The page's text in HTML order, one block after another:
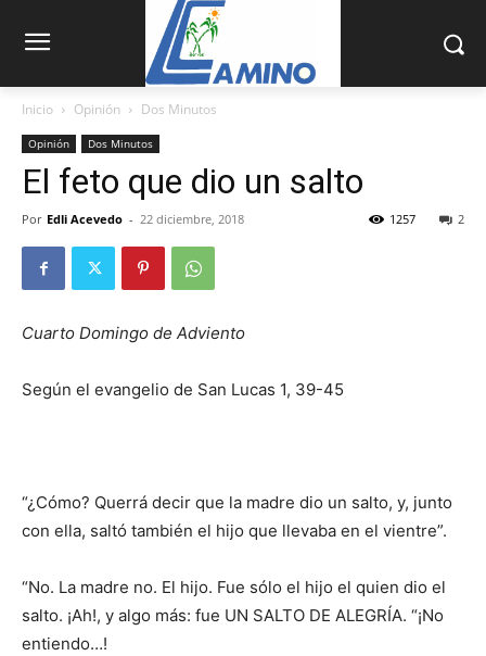
Inicio Opinión Dos Minutos
Opinión Dos Minutos
El feto que dio un salto
Por Edli Acevedo - 22 diciembre, 2018 2
1257
Cuarto Domingo de Adviento
Según el evangelio de San Lucas 1, 39-45
“¿Cómo? Querrá decir que la madre dio un salto, y, junto
con ella, saltó también el hijo que llevaba en el vientre”.
“No. La madre no. El hijo. Fue sólo el hijo el quien dio el
salto. ¡Ah!, y algo más: fue UN SALTO DE ALEGRÍA. “¡No
entiendo…!